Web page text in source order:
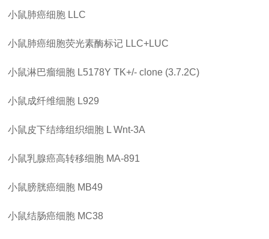
小鼠肺癌细胞 LLC
小鼠肺癌细胞荧光素酶标记 LLC+LUC
小鼠淋巴瘤细胞 L5178Y TK+/- clone (3.7.2C)
小鼠成纤维细胞 L929
小鼠皮下结缔组织细胞 L Wnt-3A
小鼠乳腺癌高转移细胞 MA-891
小鼠膀胱癌细胞 MB49
小鼠结肠癌细胞 MC38